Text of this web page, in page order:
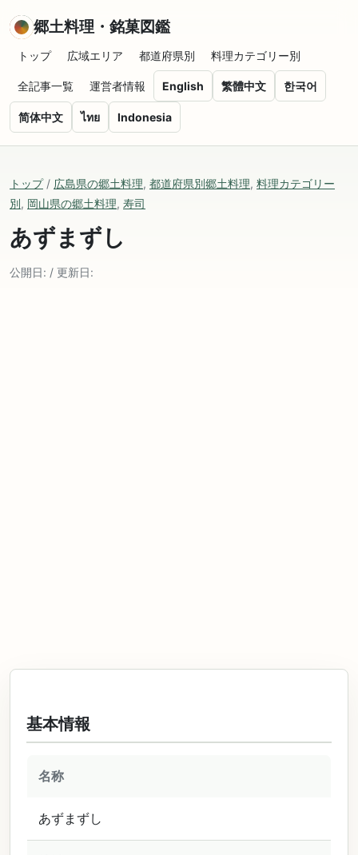
郷土料理・銘菓図鑑
トップ 広域エリア 都道府県別 料理カテゴリー別
全記事一覧 運営者情報 English 繁體中文 한국어
简体中文 ไทย Indonesia
トップ/ 広島県の郷土料理, 都道府県別郷土料理, 料理カテゴリー
別, 岡山県の郷土料理, 寿司
あずまずし
公開日: / 更新日:
基本情報
名称
あずまずし